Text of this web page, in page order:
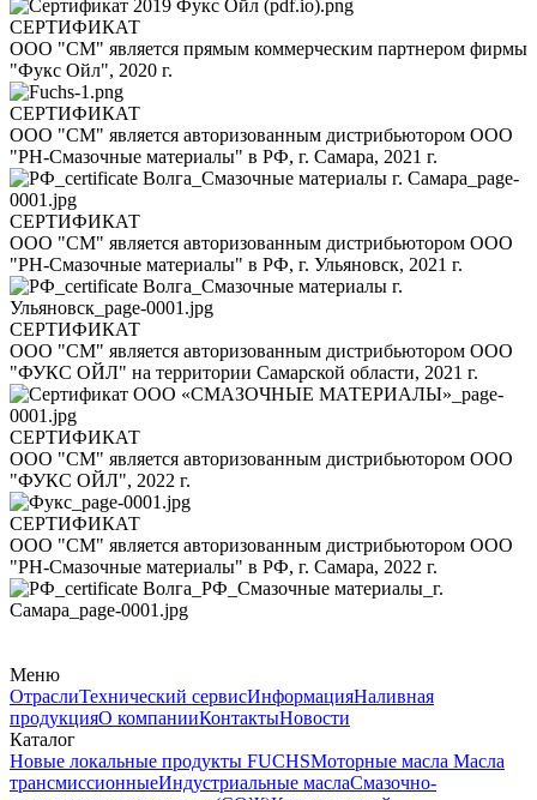
СЕРТИФИКАТ
ООО "СМ" является прямым коммерческим партнером фирмы
"Фукс Ойл", 2020 г.
СЕРТИФИКАТ
ООО "СМ" является авторизованным дистрибьютором ООО
"РН-Смазочные материалы" в РФ, г. Самара, 2021 г.
СЕРТИФИКАТ
ООО "СМ" является авторизованным дистрибьютором ООО
"РН-Смазочные материалы" в РФ, г. Ульяновск, 2021 г.
СЕРТИФИКАТ
ООО "СМ" является авторизованным дистрибьютором ООО
"ФУКС ОЙЛ" на территории Самарской области, 2021 г.
СЕРТИФИКАТ
ООО "СМ" является авторизованным дистрибьютором ООО
"ФУКС ОЙЛ", 2022 г.
СЕРТИФИКАТ
ООО "СМ" является авторизованным дистрибьютором ООО
"РН-Смазочные материалы" в РФ, г. Самара, 2022 г.
Меню
ОтраслиТехнический сервисИнформацияНаливная
продукцияО компанииКонтактыНовости
Каталог
Новые локальные продукты FUCHSМоторные масла Масла
трансмиссионныеИндустриальные маслаСмазочно-